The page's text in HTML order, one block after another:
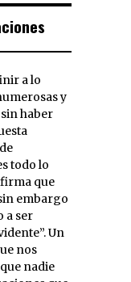
y
haber
todo lo
que
embargo
a ser
Un
nos
nadie